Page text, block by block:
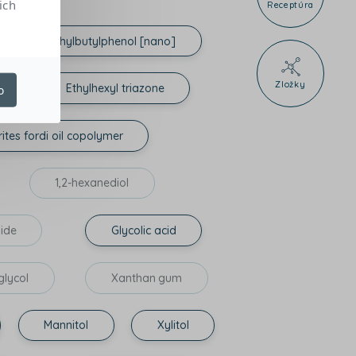
Receptúra
Zložky
tetramethylbutylphenol [nano]
Ethylhexyl triazone
fordi oil copolymer
1,2-hexanediol
Glycolic acid
Xanthan gum
Mannitol Xylitol